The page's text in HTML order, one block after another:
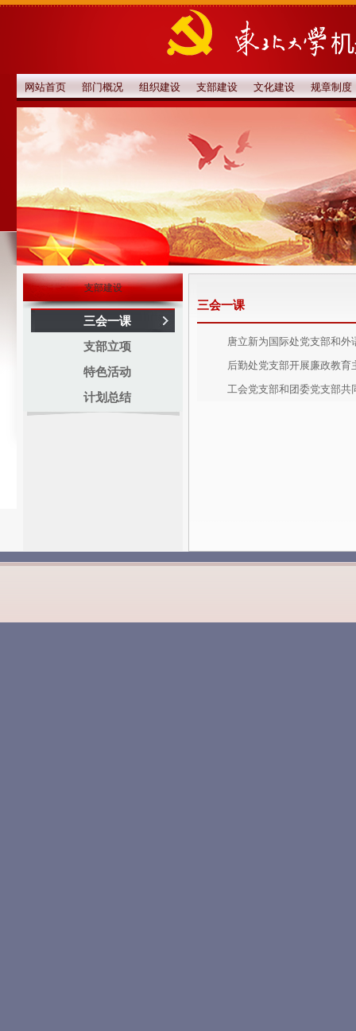
网站首页 部门概况 组织建设 支部建设 文化建设 规章制度
支部建设
三会一课
支部立项
特色活动
计划总结
三会一课
唐立新为国际处党支部和
后勤处党支部开展廉政教育
工会党支部和团委党支部共